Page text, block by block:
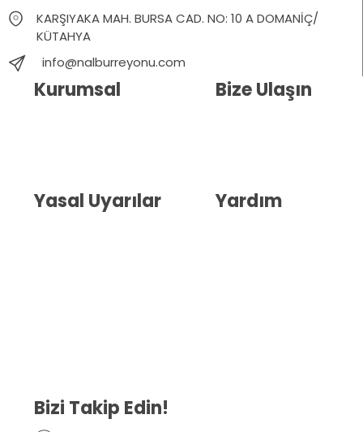
KARŞIYAKA MAH. BURSA CAD. NO: 10 A DOMANİÇ/
KÜTAHYA
info@nalburreyonu.com
Kurumsal
Yasal Uyarılar
Bize Ulaşın
Yardım
Bizi Takip Edin!